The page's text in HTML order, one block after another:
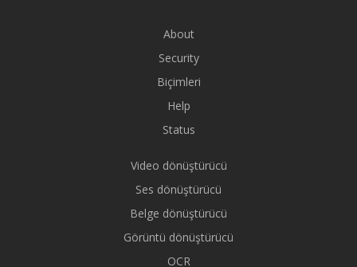
About
Security
Biçimleri
Help
Status
Video dönüştürücü
Ses dönüştürücü
Belge dönüştürücü
Görüntü dönüştürücü
OCR